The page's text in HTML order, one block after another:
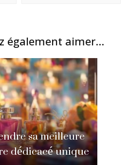
également aimer...
sa meilleure
dédicacé unique